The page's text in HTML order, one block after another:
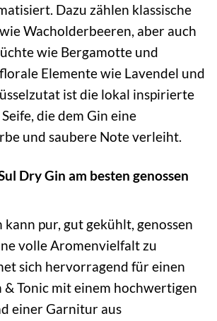
Dazu zählen klassische
Wacholderbeeren, aber auch
wie Bergamotte und
Elemente wie Lavendel und
ist die lokal inspirierte
die dem Gin eine
und saubere Note verleiht.
Dry Gin am besten genossen
kann pur, gut gekühlt, genossen
volle Aromenvielfalt zu
sich hervorragend für einen
& Tonic mit einem hochwertigen
einer Garnitur aus